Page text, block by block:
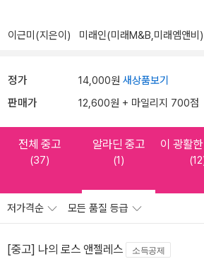
이근미(지은이) 미래인(미래M&B,미래엠앤비)
정가 14,000원 새상품보기
판매가 12,600원 + 마일리지 700점
전체 중고
(37)
알라딘 중고
(1)
이 광활
저가격순 모든 품질 등급
[중고] 나의 로스 앤젤레스 소득공제